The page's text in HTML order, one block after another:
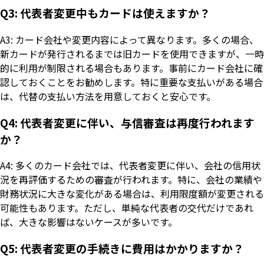
Q3: 代表者変更中もカードは使えますか？
A3: カード会社や変更内容によって異なります。多くの場合、
新カードが発行されるまでは旧カードを使用できますが、一時
的に利用が制限される場合もあります。事前にカード会社に確
認しておくことをお勧めします。特に重要な支払いがある場合
は、代替の支払い方法を用意しておくと安心です。
Q4: 代表者変更に伴い、与信審査は再度行われます
か？
A4: 多くのカード会社では、代表者変更に伴い、会社の信用状
況を再評価するための審査が行われます。特に、会社の業績や
財務状況に大きな変化がある場合は、利用限度額が変更される
可能性もあります。ただし、単純な代表者の交代だけであれ
ば、大きな影響はないケースが多いです。
Q5: 代表者変更の手続きに費用はかかりますか？